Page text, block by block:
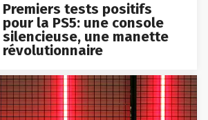
Premiers tests positifs
pour la PS5: une console
silencieuse, une manette
révolutionnaire